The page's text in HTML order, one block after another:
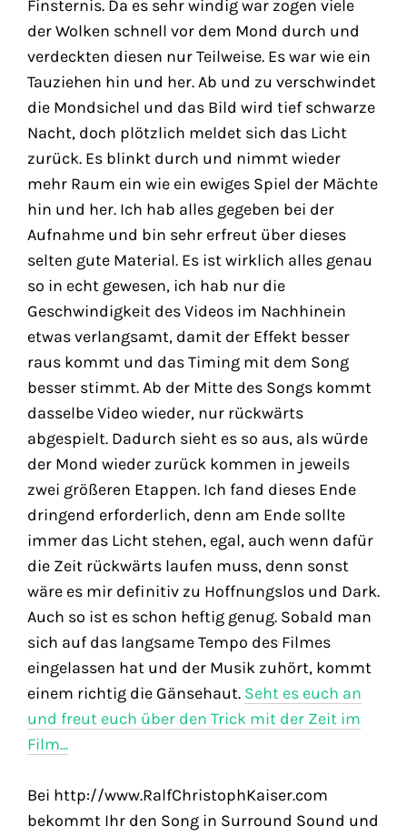
Finsternis. Da es sehr windig war zogen viele
der Wolken schnell vor dem Mond durch und
verdeckten diesen nur Teilweise. Es war wie ein
Tauziehen hin und her. Ab und zu verschwindet
die Mondsichel und das Bild wird tief schwarze
Nacht, doch plötzlich meldet sich das Licht
zurück. Es blinkt durch und nimmt wieder
mehr Raum ein wie ein ewiges Spiel der Mächte
hin und her. Ich hab alles gegeben bei der
Aufnahme und bin sehr erfreut über dieses
selten gute Material. Es ist wirklich alles genau
so in echt gewesen, ich hab nur die
Geschwindigkeit des Videos im Nachhinein
etwas verlangsamt, damit der Effekt besser
raus kommt und das Timing mit dem Song
besser stimmt. Ab der Mitte des Songs kommt
dasselbe Video wieder, nur rückwärts
abgespielt. Dadurch sieht es so aus, als würde
der Mond wieder zurück kommen in jeweils
zwei größeren Etappen. Ich fand dieses Ende
dringend erforderlich, denn am Ende sollte
immer das Licht stehen, egal, auch wenn dafür
die Zeit rückwärts laufen muss, denn sonst
wäre es mir definitiv zu Hoffnungslos und Dark.
Auch so ist es schon heftig genug. Sobald man
sich auf das langsame Tempo des Filmes
eingelassen hat und der Musik zuhört, kommt
einem richtig die Gänsehaut. Seht es euch an
und freut euch über den Trick mit der Zeit im
Film...
Bei http://www.RalfChristophKaiser.com
bekommt Ihr den Song in Surround Sound und